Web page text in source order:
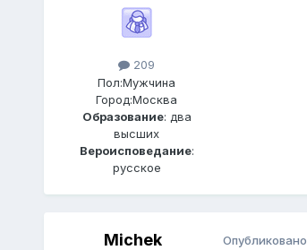
209
Пол:Мужчина
Город:Москва
Образование: два
высших
Вероисповедание:
русское
Michek Опубликовано